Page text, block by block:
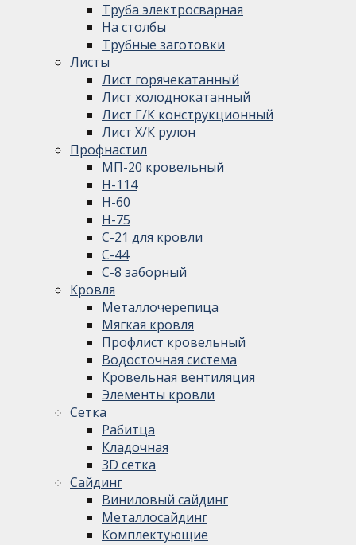
Труба электросварная
На столбы
Трубные заготовки
Листы
Лист горячекатанный
Лист холоднокатанный
Лист Г/К конструкционный
Лист Х/К рулон
Профнастил
МП-20 кровельный
Н-114
Н-60
Н-75
С-21 для кровли
С-44
С-8 заборный
Кровля
Металлочерепица
Мягкая кровля
Профлист кровельный
Водосточная система
Кровельная вентиляция
Элементы кровли
Сетка
Рабитца
Кладочная
3D сетка
Сайдинг
Виниловый сайдинг
Металлосайдинг
Комплектующие